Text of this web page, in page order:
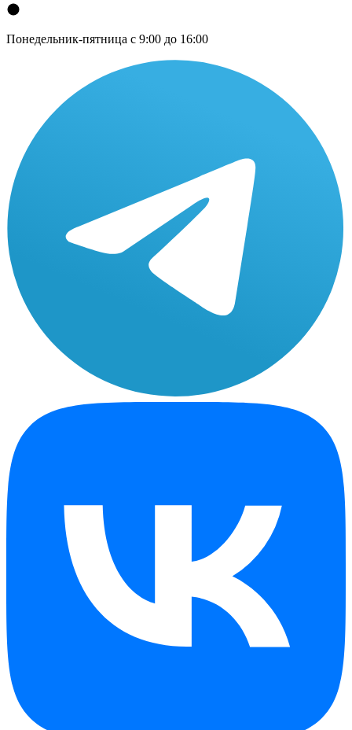
Понедельник-пятница с 9:00 до 16:00